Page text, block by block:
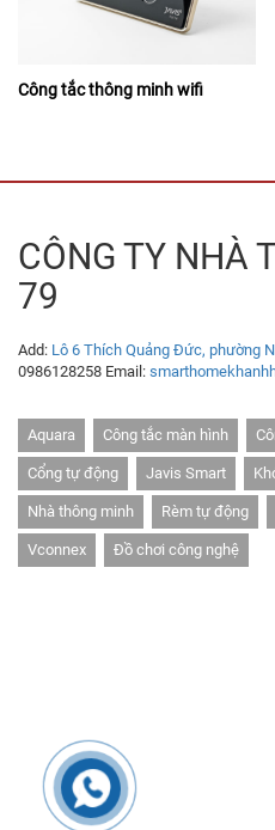
Công tắc thông minh wifi
CÔNG TY NHÀ
79
Add: Lô 6 Thích Quảng Đức, phường
0986128258 Email:
Aquara Công tắc màn hình
Cổng tự động Javis Smart
Nhà thông minh Rèm tự động
Vconnex Đồ chơi công nghệ